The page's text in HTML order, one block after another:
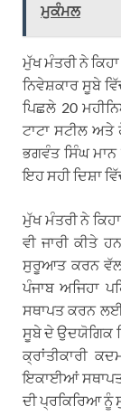
ਮੁਕੰਮਲ
ਮੁੱਖ ਮੰਤਰੀ ਨੇ
ਨਿਵੇਸ਼ਕਾਰ ਸੂਬੇ
ਪਿਛਲੇ 20
ਟਾਟਾ ਸਟੀਲ ਅਤੇ
ਭਗਵੰਤ ਸਿੰਘ ਮਾਨ
ਇਹ ਸਹੀ ਦਿਸ਼ਾ
ਮੁੱਖ ਮੰਤਰੀ ਨੇ
ਵੀ ਜਾਰੀ ਕੀਤੇ
ਸੁਰੂਆਤ ਕਰਨ ਵੱਲ
ਪੰਜਾਬ ਅਜਿਹਾ
ਸਥਾਪਤ ਕਰਨ ਲਈ
ਸੂਬੇ ਦੇ ਉਦਯੋਗਿਕ
ਕ੍ਰਾਂਤੀਕਾਰੀ
ਇਕਾਈਆਂ
ਦੀ ਪ੍ਰਕਿਰਿਆ ਨੂੰ